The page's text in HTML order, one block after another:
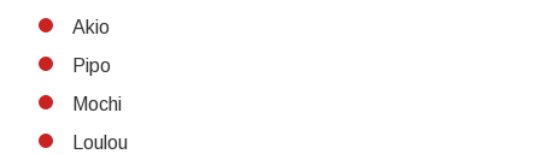
Akio
Pipo
Mochi
Loulou